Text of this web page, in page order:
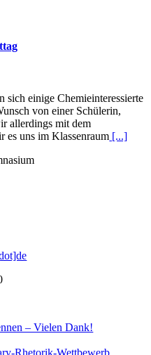
einige Chemieinteressierte
von einer Schülerin,
allerdings mit dem
es uns im Klassenraum [...]
– Vielen Dank!
Rhetorik-Wettbewerb